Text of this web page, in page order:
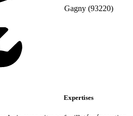
Gagny (93220)
Expertises